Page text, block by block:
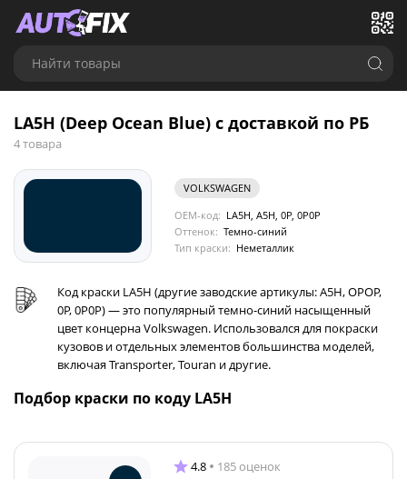
Найти товары
LA5H (Deep Ocean Blue) с доставкой по РБ
4 товара
VOLKSWAGEN
OEM-код: LA5H, A5H, 0P, 0P0P
Оттенок: Темно-синий
Тип краски: Неметаллик
Код краски LA5H (другие заводские артикулы: A5H, OPOP,
0P, 0P0P) — это популярный темно-синий насыщенный
цвет концерна Volkswagen. Использовался для покраски
кузовов и отдельных элементов большинства моделей,
включая Transporter, Touran и другие.
Подбор краски по коду LA5H
4.8 185 оценок